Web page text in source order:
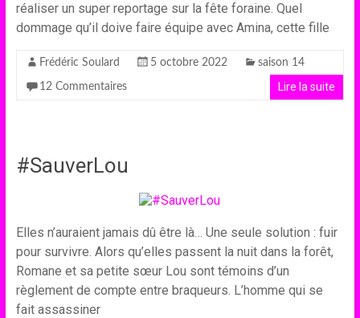
réaliser un super reportage sur la fête foraine. Quel
dommage qu’il doive faire équipe avec Amina, cette fille
Frédéric Soulard 5 octobre 2022 saison 14
12 Commentaires Lire la suite
#SauverLou
Elles n’auraient jamais dû être là… Une seule solution : fuir
pour survivre. Alors qu’elles passent la nuit dans la forêt,
Romane et sa petite sœur Lou sont témoins d’un
règlement de compte entre braqueurs. L’homme qui se
fait assassiner